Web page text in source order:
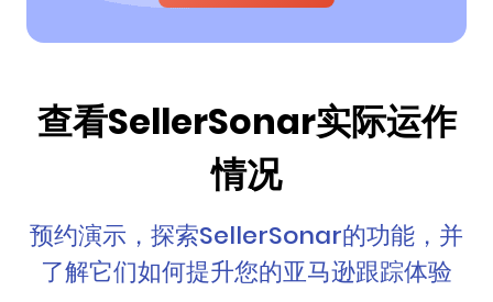
查看SellerSonar实际运作
情况
预约演示，探索SellerSonar的功能，并
了解它们如何提升您的亚马逊跟踪体验